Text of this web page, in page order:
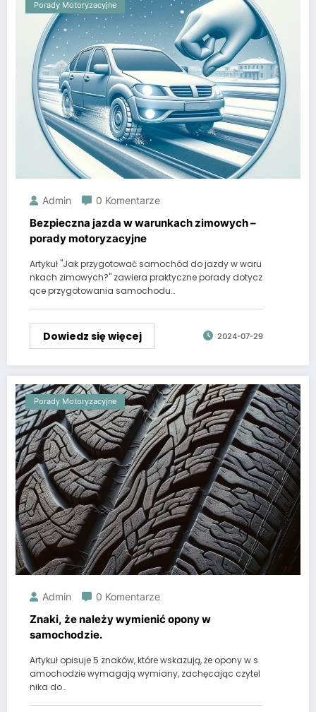
Porady Motoryzacyjne
Admin 0 Komentarze
Bezpieczna jazda w warunkach zimowych –
porady motoryzacyjne
Artykuł "Jak przygotować samochód do jazdy w waru
nkach zimowych?" zawiera praktyczne porady dotycz
ące przygotowania samochodu…
Dowiedz się więcej 2024-07-29
Porady Motoryzacyjne
Admin 0 Komentarze
Znaki, że należy wymienić opony w
samochodzie.
Artykuł opisuje 5 znaków, które wskazują, że opony w s
amochodzie wymagają wymiany, zachęcając czytel
nika do…